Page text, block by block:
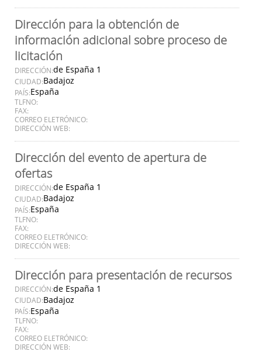
Dirección para la obtención de
información adicional sobre proceso de
licitación
DIRECCIÓN:de España 1
CIUDAD:Badajoz
PAÍS:España
TLFNO:
FAX:
CORREO ELETRÓNICO:
DIRECCIÓN WEB:
Dirección del evento de apertura de
ofertas
DIRECCIÓN:de España 1
CIUDAD:Badajoz
PAÍS:España
TLFNO:
FAX:
CORREO ELETRÓNICO:
DIRECCIÓN WEB:
Dirección para presentación de recursos
DIRECCIÓN:de España 1
CIUDAD:Badajoz
PAÍS:España
TLFNO:
FAX:
CORREO ELETRÓNICO:
DIRECCIÓN WEB: